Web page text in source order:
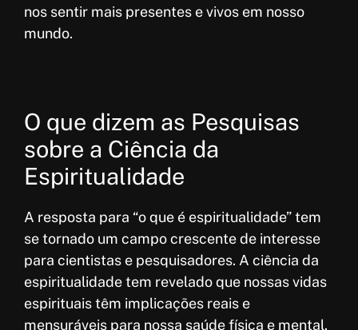
nos sentir mais presentes e vivos em nosso
mundo.
O que dizem as Pesquisas
sobre a Ciência da
Espiritualidade
A resposta para “o que é espiritualidade” tem
se tornado um campo crescente de interesse
para cientistas e pesquisadores. A ciência da
espiritualidade tem revelado que nossas vidas
espirituais têm implicações reais e
mensuráveis para nossa saúde física e mental.